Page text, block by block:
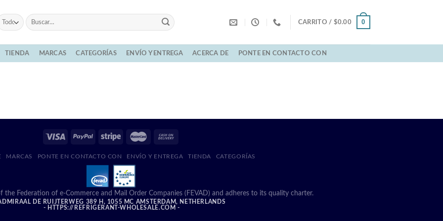
Buscar
por:
CARRITO / $0.00 0
TIENDA MARCAS CATEGORÍAS ENVÍO Y ENTREGA ACERCA DE PONTE EN CONTACTO CON
MARCAS PONTE EN CONTACTO CON ENVÍO Y ENTREGA TIENDA CATEGORÍAS
the Federation of e-Commerce and Mail Order Companies (FEVAD) and adheres to its quality charter.
DE RUIJTERWEG 389 H, 1055 MC AMSTERDAM, NETHERLANDS
- HTTPS://REFRIGERANT-WHOLESALE.COM -